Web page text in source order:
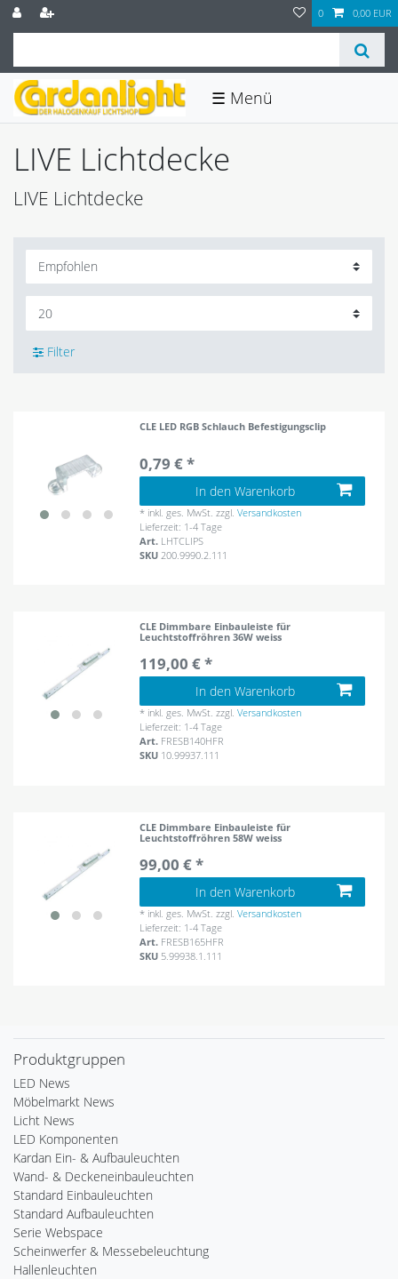
0 0,00 EUR
☰
LIVE Lichtdecke
LIVE Lichtdecke
Filter
CLE LED RGB Schlauch Befestigungsclip
0,79 € *
In den Warenkorb
* inkl. ges. MwSt. zzgl.Versandkosten
Lieferzeit: 1-4 Tage
Art. LHTCLIPS
SKU 200.9990.2.111
CLE Dimmbare Einbauleiste für
Leuchtstoffröhren 36W weiss
119,00 € *
In den Warenkorb
* inkl. ges. MwSt. zzgl.Versandkosten
Lieferzeit: 1-4 Tage
Art. FRESB140HFR
SKU 10.99937.111
CLE Dimmbare Einbauleiste für
Leuchtstoffröhren 58W weiss
99,00 € *
In den Warenkorb
* inkl. ges. MwSt. zzgl.Versandkosten
Lieferzeit: 1-4 Tage
Art. FRESB165HFR
SKU 5.99938.1.111
Produktgruppen
LED News
Möbelmarkt News
Licht News
LED Komponenten
Kardan Ein- & Aufbauleuchten
Wand- & Deckeneinbauleuchten
Standard Einbauleuchten
Standard Aufbauleuchten
Serie Webspace
Scheinwerfer & Messebeleuchtung
Hallenleuchten